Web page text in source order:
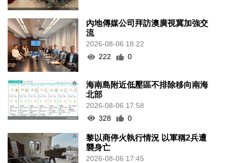
內地傳媒公司拜訪澳廣視冀加強交
流
2026-08-06 18:22
222
0
海南島附近低壓區不排除移向南海
北部
2026-08-06 17:58
328
0
黎以商停火執行情況 以軍稱2兵遭
襲身亡
2026-08-06 17:45